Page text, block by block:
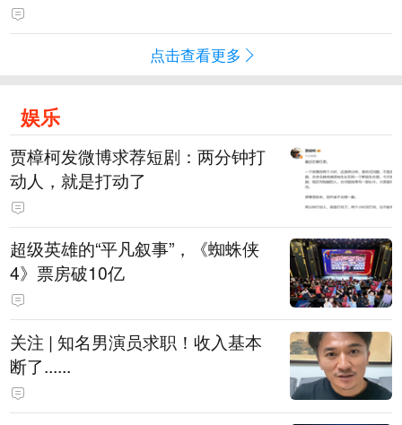
点击查看更多
娱乐
贾樟柯发微博求荐短剧：两分钟打
动人，就是打动了
超级英雄的“平凡叙事”，《蜘蛛侠
4》票房破10亿
关注 | 知名男演员求职！收入基本
断了......